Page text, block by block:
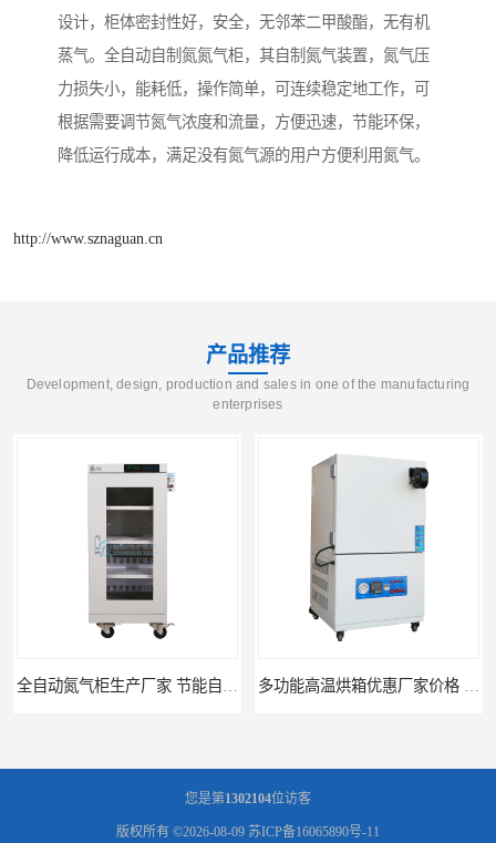
设计，柜体密封性好，安全，无邻苯二甲酸酯，无有机
蒸气。全自动自制氮氮气柜，其自制氮气装置，氮气压
力损失小，能耗低，操作简单，可连续稳定地工作，可
根据需要调节氮气浓度和流量，方便迅速，节能环保，
降低运行成本，满足没有氮气源的用户方便利用氮气。
http://www.sznaguan.cn
产品推荐
Development, design, production and sales in one of the manufacturing
enterprises
您是第1302104位访客
版权所有 ©2026-08-09 苏ICP备16065890号-11